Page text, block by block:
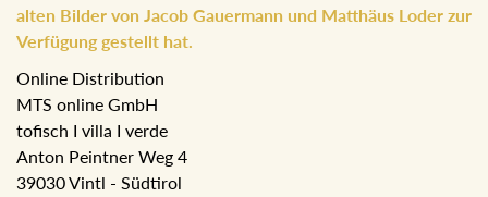
alten Bilder von Jacob Gauermann und Matthäus Loder zur
Verfügung gestellt hat.
Online Distribution
MTS online GmbH
tofisch I villa I verde
Anton Peintner Weg 4
39030 Vintl - Südtirol